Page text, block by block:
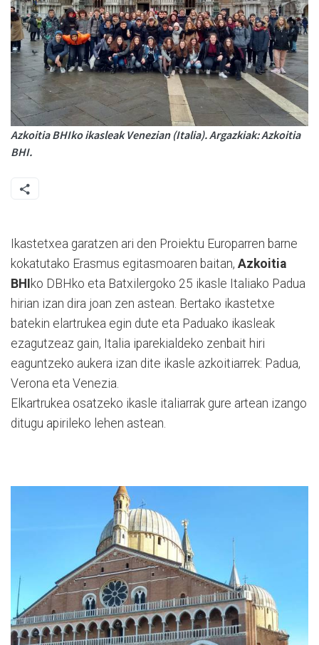
Azkoitia BHIko ikasleak Venezian (Italia). Argazkiak: Azkoitia
BHI.
Ikastetxea garatzen ari den Proiektu Europarren barne
kokatutako Erasmus egitasmoaren baitan, Azkoitia
BHI ko DBHko eta Batxilergoko 25 ikasle Italiako Padua
hirian izan dira joan zen astean. Bertako ikastetxe
batekin elartrukea egin dute eta Paduako ikasleak
ezagutzeaz gain, Italia iparekialdeko zenbait hiri
eaguntzeko aukera izan dite ikasle azkoitiarrek: Padua,
Verona eta Venezia.
Elkartrukea osatzeko ikasle italiarrak gure artean izango
ditugu apirileko lehen astean.